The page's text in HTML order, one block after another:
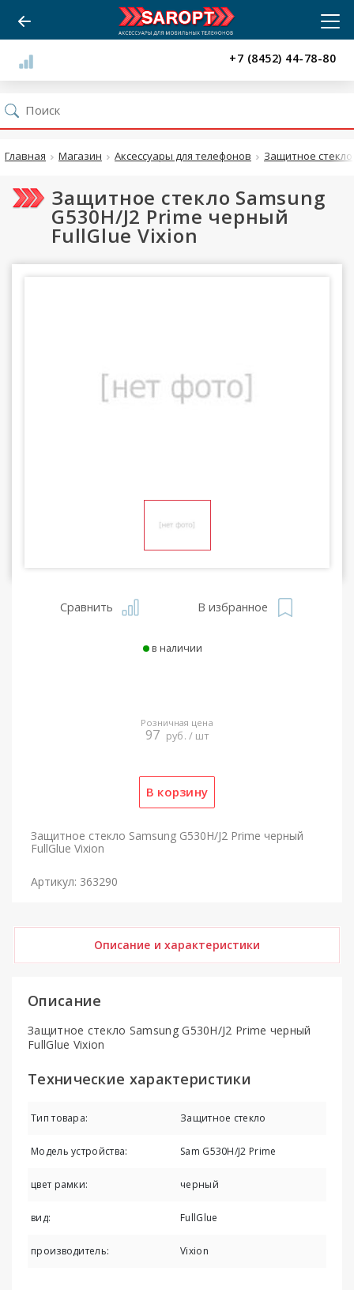
+7 (8452) 44-78-80
Главная Магазин Аксессуары для телефонов Защитное стекло
Защитное стекло Samsung
G530H/J2 Prime черный
FullGlue Vixion
Сравнить В избранное
в наличии
Розничная цена
97 руб. / шт
Защитное стекло Samsung G530H/J2 Prime черный
FullGlue Vixion
Артикул: 363290
Описание и характеристики
Описание
Защитное стекло Samsung G530H/J2 Prime черный
FullGlue Vixion
Технические характеристики
Тип товара: Защитное стекло
Модель устройства: Sam G530H/J2 Prime
цвет рамки: черный
вид: FullGlue
производитель: Vixion